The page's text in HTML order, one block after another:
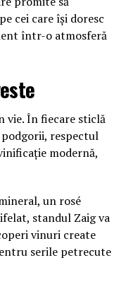
cei care își doresc
într-o atmosferă
vie. În fiecare sticlă
podgorii, respectul
modernă,
un rosé
standul Zaig va
vinuri create
serile petrecute